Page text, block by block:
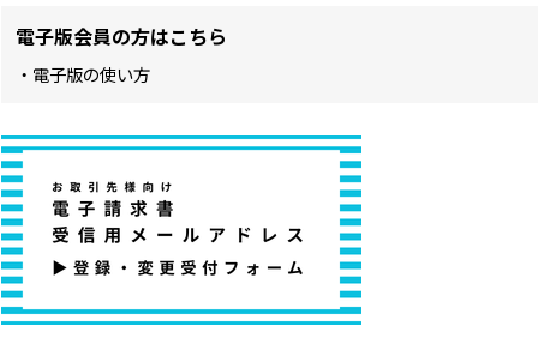
電子版会員の方はこちら
・電子版の使い方